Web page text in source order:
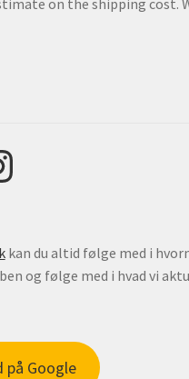
on the shipping cost.
kan du altid følge med i
og følge med i hvad vi
på Google